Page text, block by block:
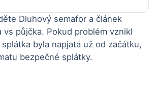
Dluhový semafor a článek
vs půjčka. Pokud problém vznikl
byla napjatá už od začátku,
bezpečné splátky.